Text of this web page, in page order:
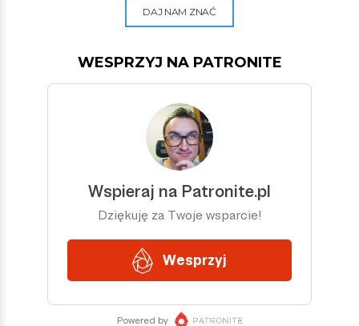
DAJ NAM ZNAĆ
WESPRZYJ NA PATRONITE